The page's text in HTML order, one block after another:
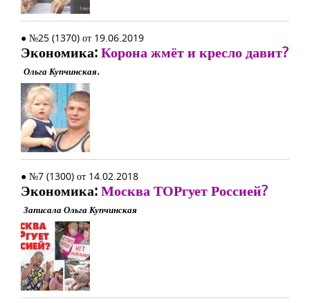
● №25 (1370) от 19.06.2019
Экономика:Корона жмёт и кресло давит?
Ольга Купчинская.
● №7 (1300) от 14.02.2018
Экономика:Москва ТОРгует Россией?
Записала Ольга Купчинская